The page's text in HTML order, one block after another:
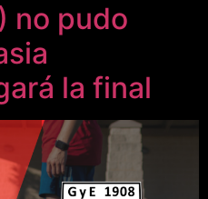
no pudo
la final